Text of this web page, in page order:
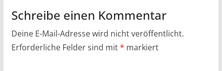
Schreibe einen Kommentar
Deine E-Mail-Adresse wird nicht veröffentlicht.
Erforderliche Felder sind mit* markiert